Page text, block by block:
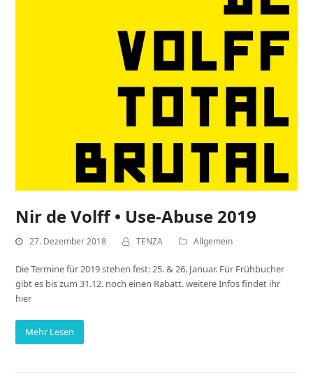
Nir de Volff • Use-Abuse 2019
27. Dezember 2018 TENZA Allgemein
Die Termine für 2019 stehen fest: 25. & 26. Januar. Für Frühbucher
gibt es bis zum 31.12. noch einen Rabatt. weitere Infos findet ihr
hier
Mehr Lesen